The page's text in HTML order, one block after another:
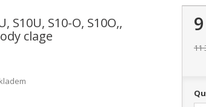
S10U, S10-O, S10O,,
clage
11